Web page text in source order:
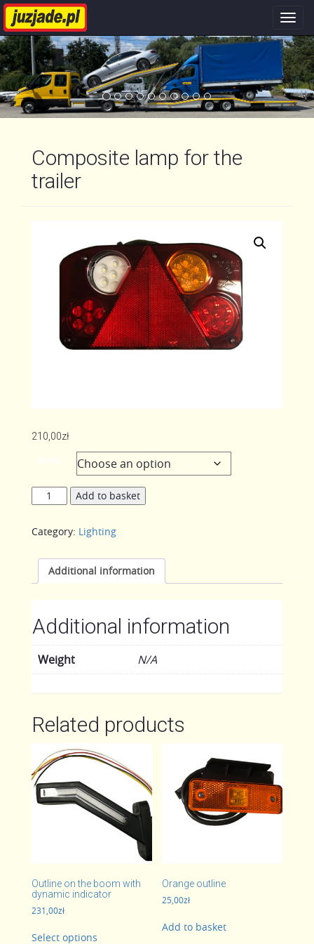
Composite lamp for the
trailer
210,00zł
Composite
lamp
the
quantity
Add to basket
Category: Lighting
Additional information
Additional information
Weight N/A
Related products
Outline on the boom with
dynamic indicator
231,00zł
Select options
Orange outline
25,00zł
Add to basket